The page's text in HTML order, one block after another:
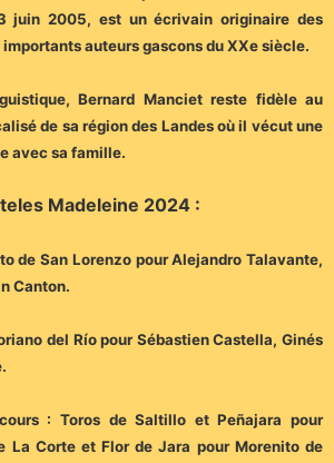
juin 2005, est un écrivain originaire des
importants auteurs gascons du XXe siècle.
Bernard Manciet reste fidèle au
de sa région des Landes où il vécut une
avec sa famille.
Madeleine 2024 :
de San Lorenzo pour Alejandro Talavante,
Canton.
del Río pour Sébastien Castella, Ginés
: Toros de Saltillo et Peñajara pour
La Corte et Flor de Jara pour Morenito de